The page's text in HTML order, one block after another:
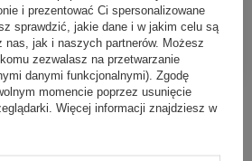
DODAJ DO KOSZYKA
również
i prezentować Ci spersonalizowane
sprawdzić, jakie dane i w jakim celu są
nas, jak i naszych partnerów. Możesz
zezwalasz na przetwarzanie
danymi funkcjonalnymi). Zgodę
momencie poprzez usunięcie
Więcej informacji znajdziesz w